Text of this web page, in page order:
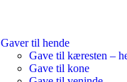
Gaver til hende
Gave til kæresten –
Gave til kone